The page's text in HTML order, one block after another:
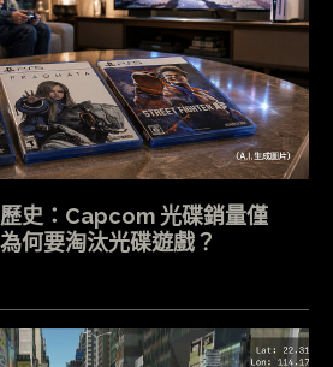
史：Capcom 光碟銷量僅
要淘汰光碟遊戲？